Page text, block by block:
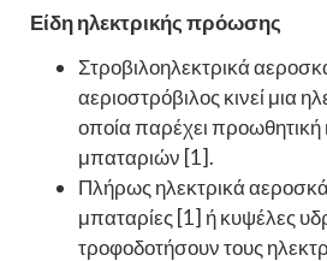
Είδη ηλεκτρικής πρόωσης
Στροβιλοηλεκτρικά
αεριοστρόβιλος κινεί μια
οποία παρέχει προωθητική
μπαταριών [1].
Πλήρως ηλεκτρικά
μπαταρίες [1] ή κυψέλες
τροφοδοτήσουν τους